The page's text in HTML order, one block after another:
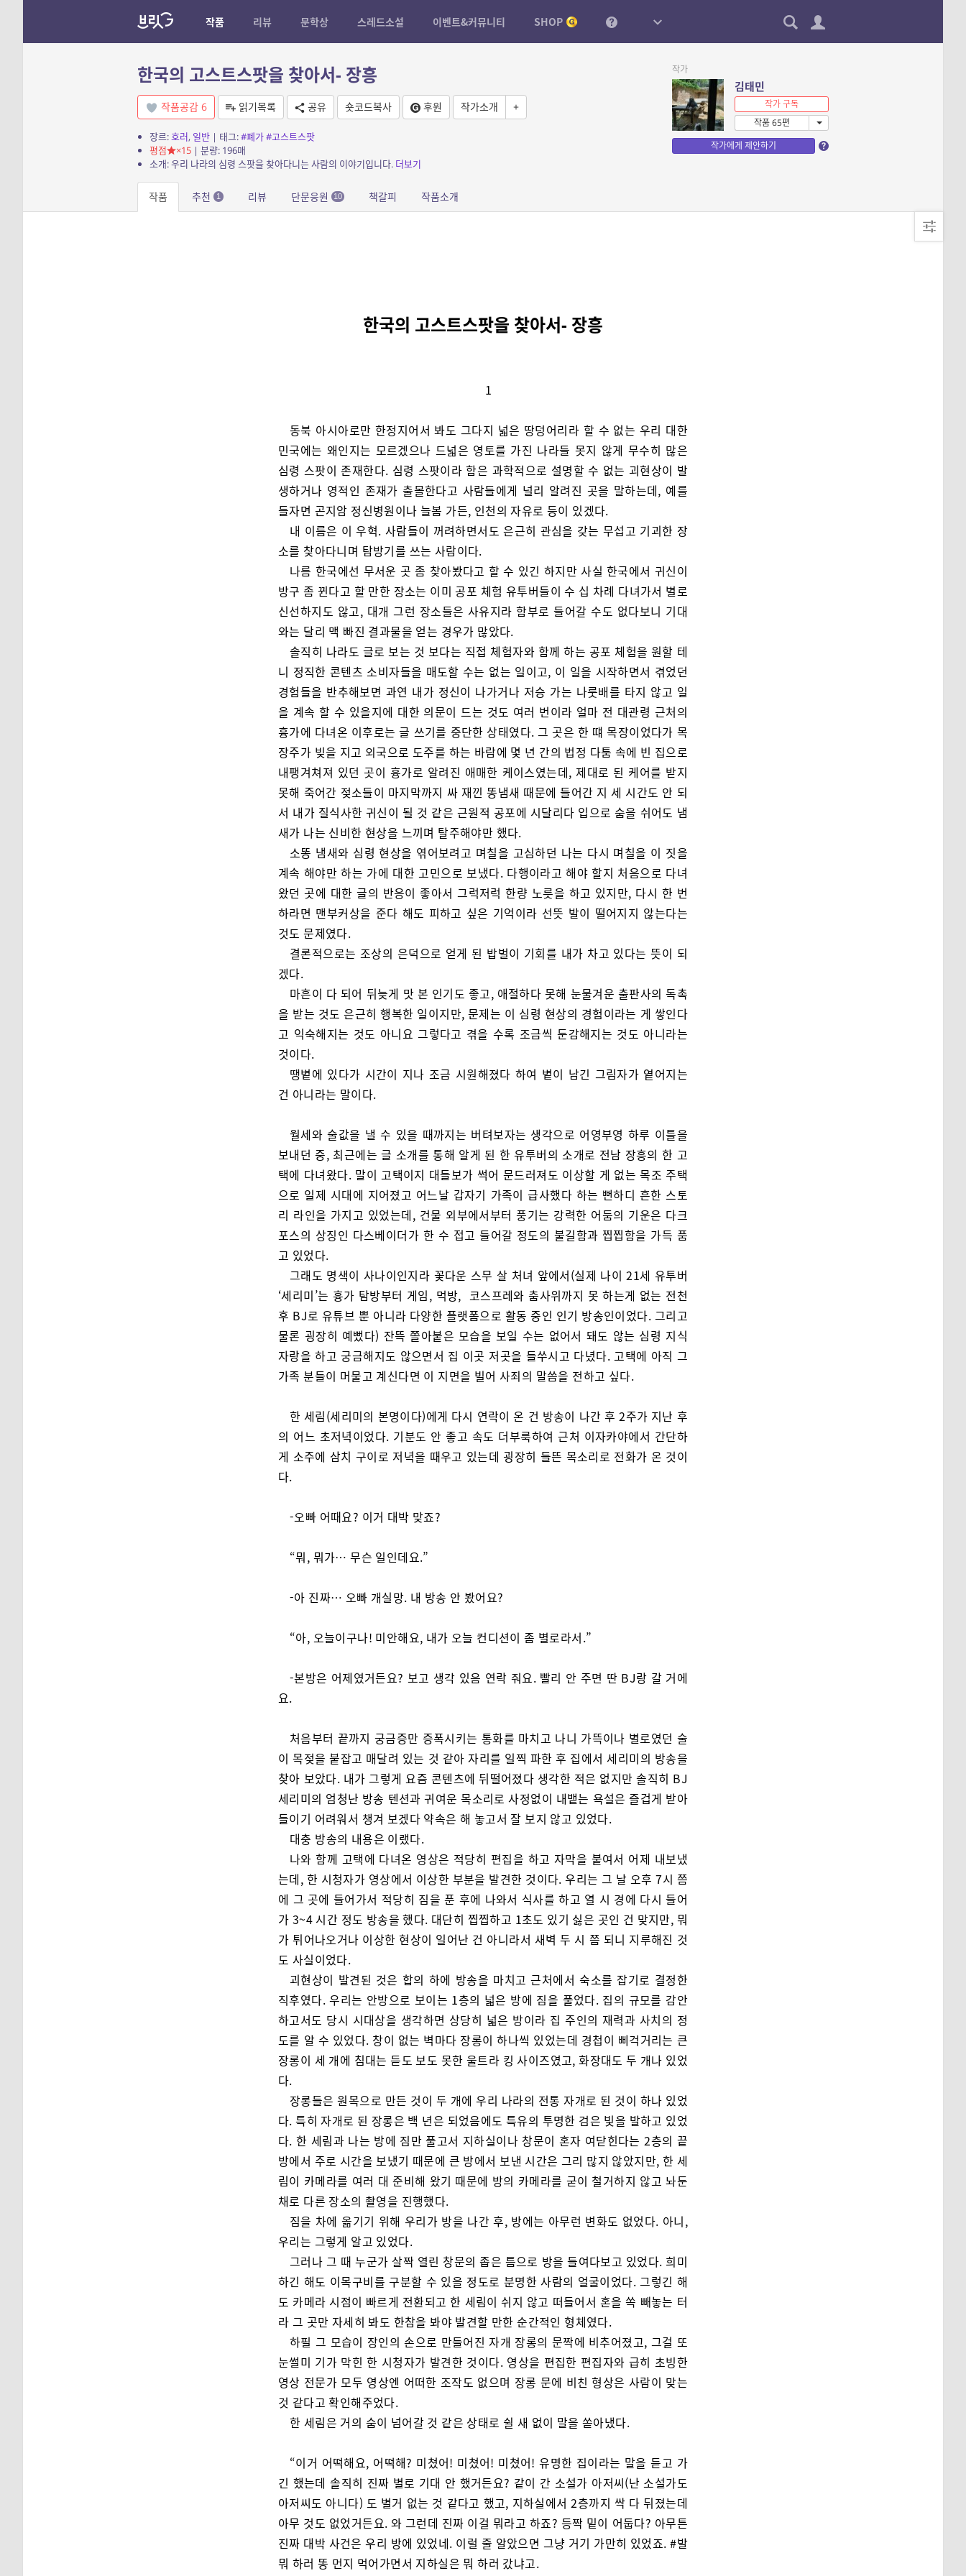
작품 리뷰 문학상 스레드소설 이벤트&커뮤니티 SHOP
한국의 고스트스팟을 찾아서- 장흥
작품공감 6 읽기목록 공유 숏코드복사 후원 작가소개 +
장르:호러, 일반| 태그:#폐가#고스트스팟
평점
×15| 분량: 196매
소개: 우리 나라의 심령 스팟을 찾아다니는 사람의 이야기입니다. 더보기
작가
김태민
작가 구독
작품 65편
작가에게 제안하기
작품 추천 1 리뷰 단문응원 10 책갈피 작품소개
한국의 고스트스팟을 찾아서- 장흥
1
동북 아시아로만 한정지어서 봐도 그다지 넓은 땅덩어리라 할 수 없는 우리 대한
민국에는 왜인지는 모르겠으나 드넓은 영토를 가진 나라들 못지 않게 무수히 많은
심령 스팟이 존재한다. 심령 스팟이라 함은 과학적으로 설명할 수 없는 괴현상이 발
생하거나 영적인 존재가 출몰한다고 사람들에게 널리 알려진 곳을 말하는데, 예를
들자면 곤지암 정신병원이나 늘봄 가든, 인천의 자유로 등이 있겠다.
내 이름은 이 우혁. 사람들이 꺼려하면서도 은근히 관심을 갖는 무섭고 기괴한 장
소를 찾아다니며 탐방기를 쓰는 사람이다.
나름 한국에선 무서운 곳 좀 찾아봤다고 할 수 있긴 하지만 사실 한국에서 귀신이
방구 좀 뀐다고 할 만한 장소는 이미 공포 체험 유투버들이 수 십 차례 다녀가서 별로
신선하지도 않고, 대개 그런 장소들은 사유지라 함부로 들어갈 수도 없다보니 기대
와는 달리 맥 빠진 결과물을 얻는 경우가 많았다.
솔직히 나라도 글로 보는 것 보다는 직접 체험자와 함께 하는 공포 체험을 원할 테
니 정직한 콘텐츠 소비자들을 매도할 수는 없는 일이고, 이 일을 시작하면서 겪었던
경험들을 반추해보면 과연 내가 정신이 나가거나 저승 가는 나룻배를 타지 않고 일
을 계속 할 수 있을지에 대한 의문이 드는 것도 여러 번이라 얼마 전 대관령 근처의
흉가에 다녀온 이후로는 글 쓰기를 중단한 상태였다. 그 곳은 한 떄 목장이었다가 목
장주가 빚을 지고 외국으로 도주를 하는 바람에 몇 년 간의 법정 다툼 속에 빈 집으로
내팽겨쳐져 있던 곳이 흉가로 알려진 애매한 케이스였는데, 제대로 된 케어를 받지
못해 죽어간 젖소들이 마지막까지 싸 재낀 똥냄새 때문에 들어간 지 세 시간도 안 되
서 내가 질식사한 귀신이 될 것 같은 근원적 공포에 시달리다 입으로 숨을 쉬어도 냄
새가 나는 신비한 현상을 느끼며 탈주해야만 했다.
소똥 냄새와 심령 현상을 엮어보려고 며칠을 고심하던 나는 다시 며칠을 이 짓을
계속 해야만 하는 가에 대한 고민으로 보냈다. 다행이라고 해야 할지 처음으로 다녀
왔던 곳에 대한 글의 반응이 좋아서 그럭저럭 한량 노릇을 하고 있지만, 다시 한 번
하라면 맨부커상을 준다 해도 피하고 싶은 기억이라 선뜻 발이 떨어지지 않는다는
것도 문제였다.
결론적으로는 조상의 은덕으로 얻게 된 밥벌이 기회를 내가 차고 있다는 뜻이 되
겠다.
마흔이 다 되어 뒤늦게 맛 본 인기도 좋고, 애절하다 못해 눈물겨운 출판사의 독촉
을 받는 것도 은근히 행복한 일이지만, 문제는 이 심령 현상의 경험이라는 게 쌓인다
고 익숙해지는 것도 아니요 그렇다고 겪을 수록 조금씩 둔감해지는 것도 아니라는
것이다.
땡볕에 있다가 시간이 지나 조금 시원해졌다 하여 볕이 남긴 그림자가 옅어지는
건 아니라는 말이다.
월세와 술값을 낼 수 있을 때까지는 버텨보자는 생각으로 어영부영 하루 이틀을
보내던 중, 최근에는 글 소개를 통해 알게 된 한 유투버의 소개로 전남 장흥의 한 고
택에 다녀왔다. 말이 고택이지 대들보가 썩어 문드러져도 이상할 게 없는 목조 주택
으로 일제 시대에 지어졌고 어느날 갑자기 가족이 급사했다 하는 뻔하디 흔한 스토
리 라인을 가지고 있었는데, 건물 외부에서부터 풍기는 강력한 어둠의 기운은 다크
포스의 상징인 다스베이더가 한 수 접고 들어갈 정도의 불길함과 찝찝함을 가득 품
고 있었다.
그래도 명색이 사나이인지라 꽃다운 스무 살 처녀 앞에서(실제 나이 21세 유투버
‘세리미’는 흉가 탐방부터 게임, 먹방, 코스프레와 춤사위까지 못 하는게 없는 전천
후 BJ로 유튜브 뿐 아니라 다양한 플랫폼으로 활동 중인 인기 방송인이었다. 그리고
물론 굉장히 예뻤다) 잔뜩 쫄아붙은 모습을 보일 수는 없어서 돼도 않는 심령 지식
자랑을 하고 궁금해지도 않으면서 집 이곳 저곳을 들쑤시고 다녔다. 고택에 아직 그
가족 분들이 머물고 계신다면 이 지면을 빌어 사죄의 말씀을 전하고 싶다.
한 세림(세리미의 본명이다)에게 다시 연락이 온 건 방송이 나간 후 2주가 지난 후
의 어느 초저녁이었다. 기분도 안 좋고 속도 더부룩하여 근처 이자카야에서 간단하
게 소주에 삼치 구이로 저녁을 때우고 있는데 굉장히 들뜬 목소리로 전화가 온 것이
다.
-오빠 어때요? 이거 대박 맞죠?
“뭐, 뭐가… 무슨 일인데요.”
-아 진짜… 오빠 개실망. 내 방송 안 봤어요?
“아, 오늘이구나! 미안해요, 내가 오늘 컨디션이 좀 별로라서.”
-본방은 어제였거든요? 보고 생각 있음 연락 줘요. 빨리 안 주면 딴 BJ랑 갈 거에
요.
처음부터 끝까지 궁금증만 증폭시키는 통화를 마치고 나니 가뜩이나 별로였던 술
이 목젖을 붙잡고 매달려 있는 것 같아 자리를 일찍 파한 후 집에서 세리미의 방송을
찾아 보았다. 내가 그렇게 요즘 콘텐츠에 뒤떨어졌다 생각한 적은 없지만 솔직히 BJ
세리미의 엄청난 방송 텐션과 귀여운 목소리로 사정없이 내뱉는 욕설은 즐겁게 받아
들이기 어려워서 챙겨 보겠다 약속은 해 놓고서 잘 보지 않고 있었다.
대충 방송의 내용은 이랬다.
나와 함께 고택에 다녀온 영상은 적당히 편집을 하고 자막을 붙여서 어제 내보냈
는데, 한 시청자가 영상에서 이상한 부분을 발견한 것이다. 우리는 그 날 오후 7시 쯤
에 그 곳에 들어가서 적당히 짐을 푼 후에 나와서 식사를 하고 열 시 경에 다시 들어
가 3~4 시간 정도 방송을 했다. 대단히 찝찝하고 1초도 있기 싫은 곳인 건 맞지만, 뭐
가 튀어나오거나 이상한 현상이 일어난 건 아니라서 새벽 두 시 쯤 되니 지루해진 것
도 사실이었다.
괴현상이 발견된 것은 합의 하에 방송을 마치고 근처에서 숙소를 잡기로 결정한
직후였다. 우리는 안방으로 보이는 1층의 넓은 방에 짐을 풀었다. 집의 규모를 감안
하고서도 당시 시대상을 생각하면 상당히 넓은 방이라 집 주인의 재력과 사치의 정
도를 알 수 있었다. 창이 없는 벽마다 장롱이 하나씩 있었는데 경첩이 삐걱거리는 큰
장롱이 세 개에 침대는 듣도 보도 못한 울트라 킹 사이즈였고, 화장대도 두 개나 있었
다.
장롱들은 원목으로 만든 것이 두 개에 우리 나라의 전통 자개로 된 것이 하나 있었
다. 특히 자개로 된 장롱은 백 년은 되었음에도 특유의 투명한 검은 빛을 발하고 있었
다. 한 세림과 나는 방에 짐만 풀고서 지하실이나 창문이 혼자 여닫힌다는 2층의 끝
방에서 주로 시간을 보냈기 때문에 큰 방에서 보낸 시간은 그리 많지 않았지만, 한 세
림이 카메라를 여러 대 준비해 왔기 때문에 방의 카메라를 굳이 철거하지 않고 놔둔
채로 다른 장소의 촬영을 진행했다.
짐을 차에 옮기기 위해 우리가 방을 나간 후, 방에는 아무런 변화도 없었다. 아니,
우리는 그렇게 알고 있었다.
그러나 그 때 누군가 살짝 열린 창문의 좁은 틈으로 방을 들여다보고 있었다. 희미
하긴 해도 이목구비를 구분할 수 있을 정도로 분명한 사람의 얼굴이었다. 그렇긴 해
도 카메라 시점이 빠르게 전환되고 한 세림이 쉬지 않고 떠들어서 혼을 쏙 빼놓는 터
라 그 곳만 자세히 봐도 한참을 봐야 발견할 만한 순간적인 형체였다.
하필 그 모습이 장인의 손으로 만들어진 자개 장롱의 문짝에 비추어졌고, 그걸 또
눈썰미 기가 막힌 한 시청자가 발견한 것이다. 영상을 편집한 편집자와 급히 초빙한
영상 전문가 모두 영상엔 어떠한 조작도 없으며 장롱 문에 비친 형상은 사람이 맞는
것 같다고 확인해주었다.
한 세림은 거의 숨이 넘어갈 것 같은 상태로 쉴 새 없이 말을 쏟아냈다.
“이거 어떡해요, 어떡해? 미쳤어! 미쳤어! 미쳤어! 유명한 집이라는 말을 듣고 가
긴 했는데 솔직히 진짜 별로 기대 안 했거든요? 같이 간 소설가 아저씨(난 소설가도
아저씨도 아니다) 도 별거 없는 것 같다고 했고, 지하실에서 2층까지 싹 다 뒤졌는데
아무 것도 없었거든요. 와 그런데 진짜 이걸 뭐라고 하죠? 등짝 밑이 어둡다? 아무튼
진짜 대박 사건은 우리 방에 있었네. 이럴 줄 알았으면 그냥 거기 가만히 있었죠. #발
뭐 하러 똥 먼지 먹어가면서 지하실은 뭐 하러 갔냐고.